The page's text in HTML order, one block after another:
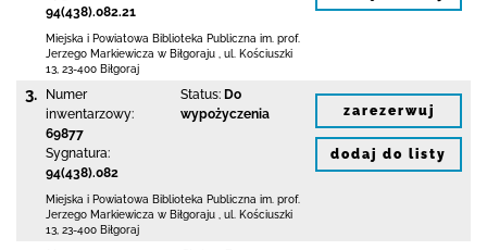
94(438).082.21
Miejska i Powiatowa Biblioteka Publiczna im. prof.
Jerzego Markiewicza w Biłgoraju
ul. Kościuszki
13 23-400 Biłgoraj
3.
Numer
inwentarzowy:
69877
Sygnatura:
94(438).082
Status: Do
wypożyczenia
Miejska i Powiatowa Biblioteka Publiczna im. prof.
Jerzego Markiewicza w Biłgoraju
ul. Kościuszki
13 23-400 Biłgoraj
zarezerwuj
dodaj do listy